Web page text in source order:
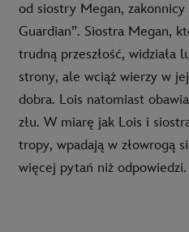
od siostry Megan,
Guardian”. Siostra Megan,
trudną przeszłość, widziała
strony, ale wciąż wierzy w
dobra. Lois natomiast
złu. W miarę jak Lois i
tropy, wpadają w złowrogą
więcej pytań niż odpowiedzi.